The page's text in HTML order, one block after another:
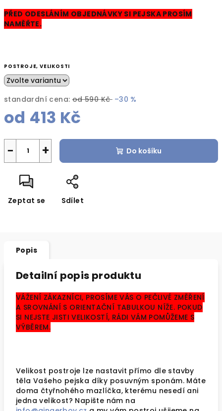
PŘED ODESLÁNÍM OBJEDNÁVKY SI PEJSKA PROSÍM
NAMĚŘTE.
POSTROJE, VELIKOSTI
standardní cena: od 590 Kč –30 %
od 413 Kč
+
− Do košíku
Zeptat se Sdílet
Popis
Detailní popis produktu
VÁŽENÍ ZÁKAZNÍCI, PROSÍME VÁS O PEČLIVÉ ZMĚŘENÍ
A SROVNÁNÍ S ORIENTAČNÍ TABULKOU NÍŽE. POKUD
SI NEJSTE JISTI VELIKOSTÍ, RÁDI VÁM POMŮŽEME S
VÝBĚREM.
Velikost postroje lze nastavit přímo dle stavby
těla Vašeho pejska díky posuvným sponám. Máte
doma čtyřnohého mazlíčka, kterému nesedí ani
jedna velikost? Napište nám na